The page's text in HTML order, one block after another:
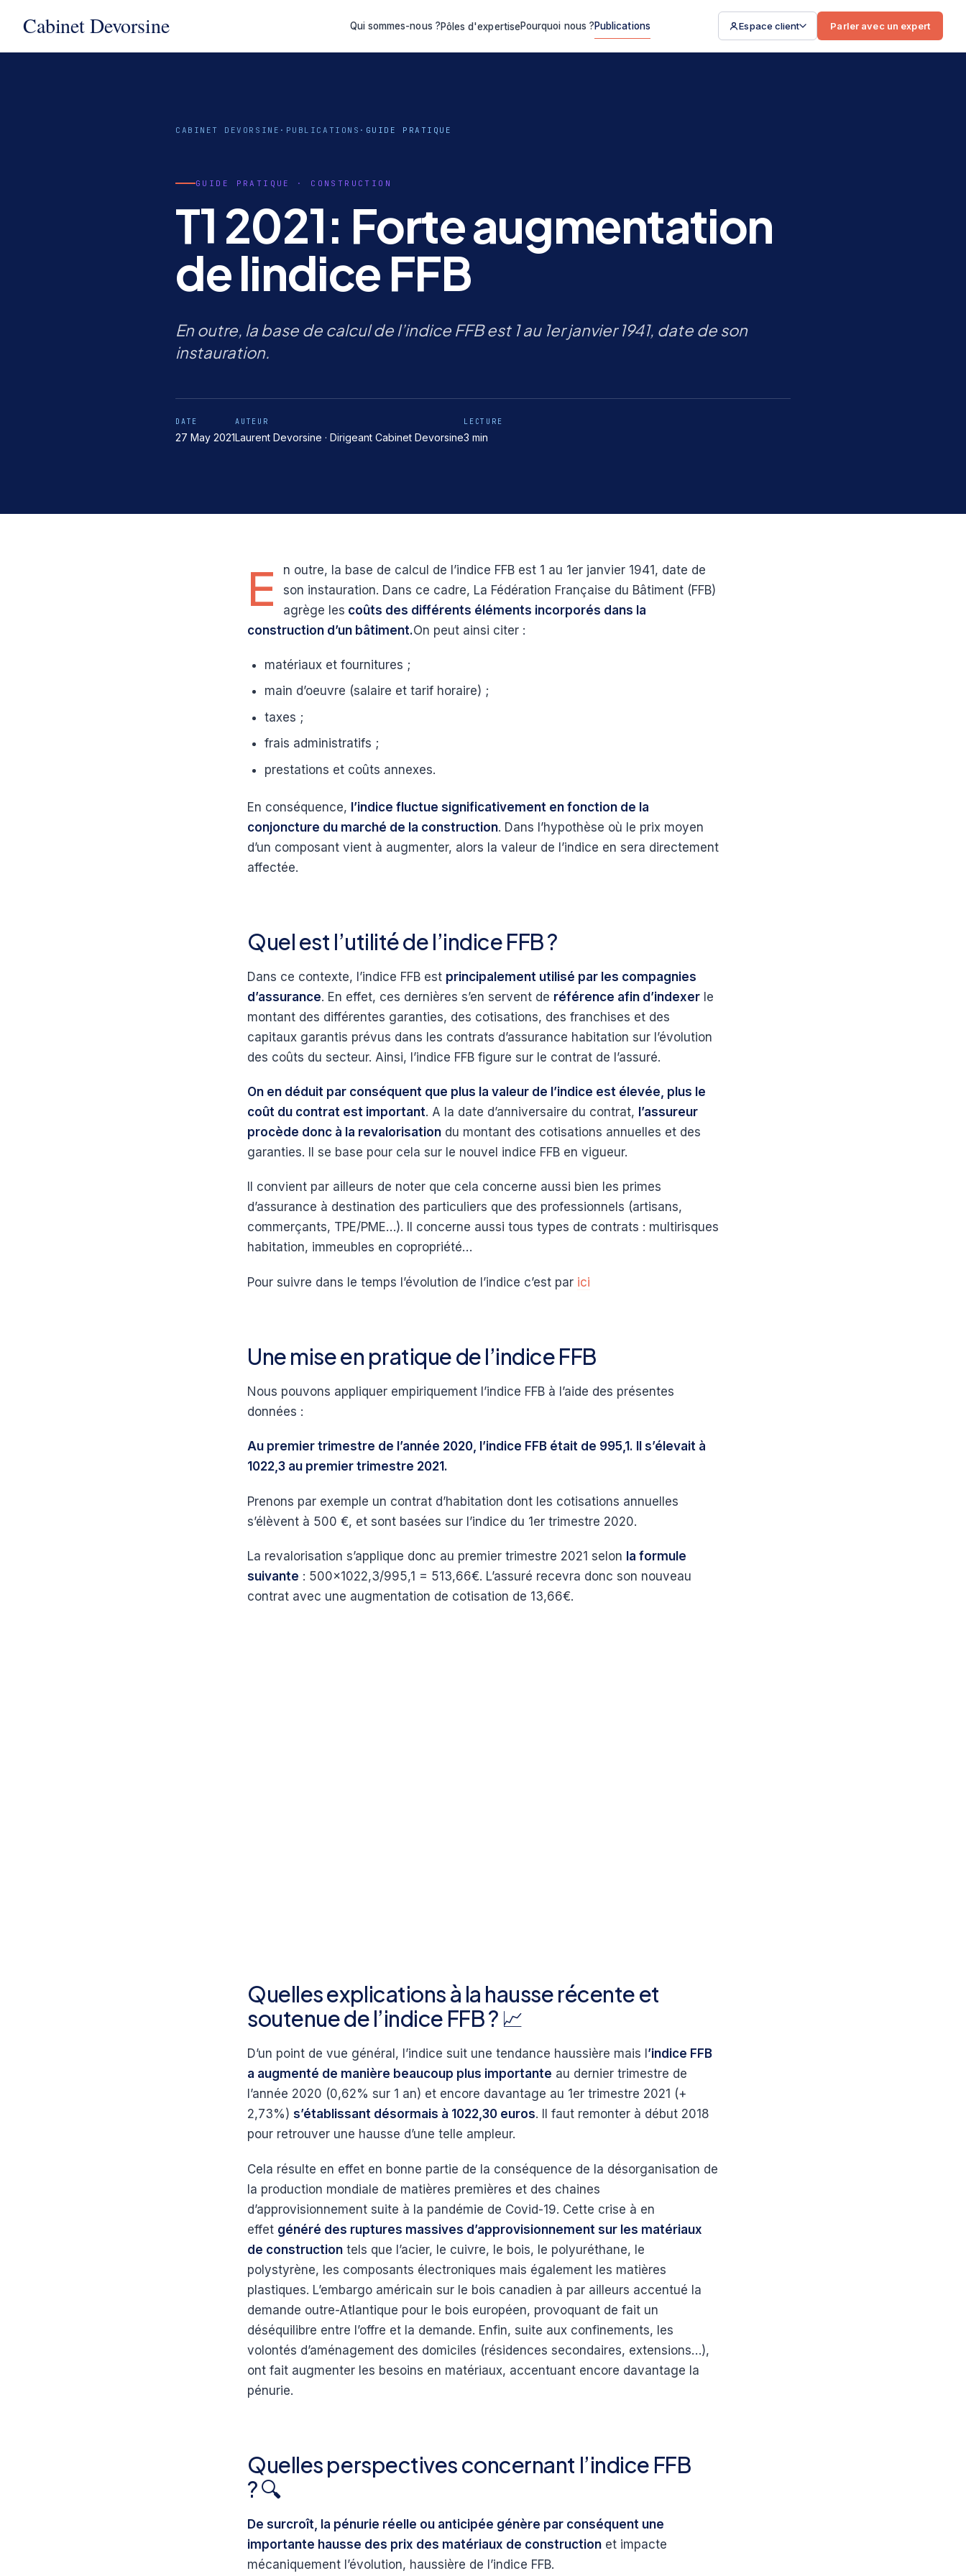
Qui sommes-nous ?Pôles d'expertisePourquoi nous ?Publications Espace client Parler avec un expert
CABINET DEVORSINE · PUBLICATIONS · GUIDE PRATIQUE
GUIDE PRATIQUE · CONSTRUCTION
T1 2021: Forte augmentation
de lindice FFB
En outre, la base de calcul de l’indice FFB est 1 au 1er janvier 1941, date de son
instauration.
DATE
27 May 2021
AUTEUR
Laurent Devorsine · Dirigeant Cabinet Devorsine
LECTURE
3 min
E
n outre, la base de calcul de l’indice FFB est 1 au 1er janvier 1941, date de
son instauration. Dans ce cadre, La Fédération Française du Bâtiment (FFB)
agrège les coûts des différents éléments incorporés dans la
construction d’un bâtiment.On peut ainsi citer :
matériaux et fournitures ;
main d’oeuvre (salaire et tarif horaire) ;
taxes ;
frais administratifs ;
prestations et coûts annexes.
En conséquence, l’indice fluctue significativement en fonction de la
conjoncture du marché de la construction. Dans l’hypothèse où le prix moyen
d’un composant vient à augmenter, alors la valeur de l’indice en sera directement
affectée.
Quel est l’utilité de l’indice FFB ?
Dans ce contexte, l’indice FFB est principalement utilisé par les compagnies
d’assurance. En effet, ces dernières s’en servent de référence afin d’indexer le
montant des différentes garanties, des cotisations, des franchises et des
capitaux garantis prévus dans les contrats d’assurance habitation sur l’évolution
des coûts du secteur. Ainsi, l’indice FFB figure sur le contrat de l’assuré.
On en déduit par conséquent que plus la valeur de l’indice est élevée, plus le
coût du contrat est important. A la date d’anniversaire du contrat, l’assureur
procède donc à la revalorisation du montant des cotisations annuelles et des
garanties. Il se base pour cela sur le nouvel indice FFB en vigueur.
Il convient par ailleurs de noter que cela concerne aussi bien les primes
d’assurance à destination des particuliers que des professionnels (artisans,
commerçants, TPE/PME…). Il concerne aussi tous types de contrats : multirisques
habitation, immeubles en copropriété…
Pour suivre dans le temps l’évolution de l’indice c’est par ici
Une mise en pratique de l’indice FFB
Nous pouvons appliquer empiriquement l’indice FFB à l’aide des présentes
données :
Au premier trimestre de l’année 2020, l’indice FFB était de 995,1. Il s’élevait à
1022,3 au premier trimestre 2021.
Prenons par exemple un contrat d’habitation dont les cotisations annuelles
s’élèvent à 500 €, et sont basées sur l’indice du 1er trimestre 2020.
La revalorisation s’applique donc au premier trimestre 2021 selon la formule
suivante : 500×1022,3/995,1 = 513,66€. L’assuré recevra donc son nouveau
contrat avec une augmentation de cotisation de 13,66€.
Quelles explications à la hausse récente et
soutenue de l’indice FFB ? 📈
D’un point de vue général, l’indice suit une tendance haussière mais l ’indice FFB
a augmenté de manière beaucoup plus importante au dernier trimestre de
l’année 2020 (0,62% sur 1 an) et encore davantage au 1er trimestre 2021 (+
2,73%) s’établissant désormais à 1022,30 euros. Il faut remonter à début 2018
pour retrouver une hausse d’une telle ampleur.
Cela résulte en effet en bonne partie de la conséquence de la désorganisation de
la production mondiale de matières premières et des chaines
d’approvisionnement suite à la pandémie de Covid-19. Cette crise à en
effet généré des ruptures massives d’approvisionnement sur les matériaux
de construction tels que l’acier, le cuivre, le bois, le polyuréthane, le
polystyrène, les composants électroniques mais également les matières
plastiques. L’embargo américain sur le bois canadien à par ailleurs accentué la
demande outre-Atlantique pour le bois européen, provoquant de fait un
déséquilibre entre l’offre et la demande. Enfin, suite aux confinements, les
volontés d’aménagement des domiciles (résidences secondaires, extensions…),
ont fait augmenter les besoins en matériaux, accentuant encore davantage la
pénurie.
Quelles perspectives concernant l’indice FFB
? 🔍
De surcroît, la pénurie réelle ou anticipée génère par conséquent une
importante hausse des prix des matériaux de construction et impacte
mécaniquement l’évolution, haussière de l’indice FFB.